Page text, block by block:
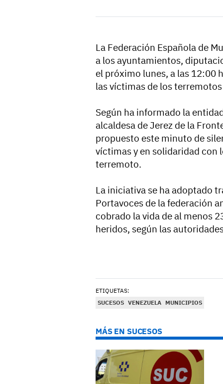
La Federación Española de
a los ayuntamientos,
el próximo lunes, a las 12:00
las víctimas de los
Según ha informado la
alcaldesa de Jerez de la
propuesto este minuto de
víctimas y en solidaridad con
terremoto.
La iniciativa se ha adoptado
Portavoces de la federación
cobrado la vida de al menos
heridos, según las
ETIQUETAS:
SUCESOS VENEZUELA MUNICIPIOS
MÁS EN SUCESOS